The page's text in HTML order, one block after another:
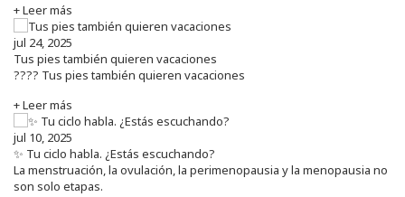
+ Leer más
jul 24, 2025
Tus pies también quieren vacaciones
???? Tus pies también quieren vacaciones
+ Leer más
jul 10, 2025
✨ Tu ciclo habla. ¿Estás escuchando?
La menstruación, la ovulación, la perimenopausia y la menopausia no
son solo etapas.